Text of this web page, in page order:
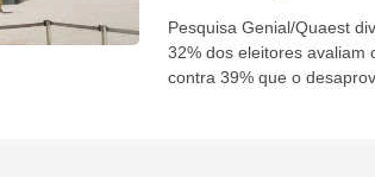
Pesquisa Genial/Quaest
32% dos eleitores avaliam
contra 39% que o